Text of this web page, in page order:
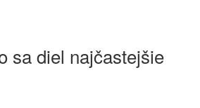
sa diel najčastejšie